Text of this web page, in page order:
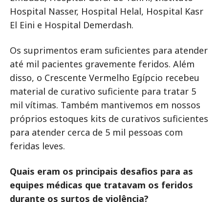
Hospital Nasser, Hospital Helal, Hospital Kasr
El Eini e Hospital Demerdash.
Os suprimentos eram suficientes para atender
até mil pacientes gravemente feridos. Além
disso, o Crescente Vermelho Egípcio recebeu
material de curativo suficiente para tratar 5
mil vítimas. Também mantivemos em nossos
próprios estoques kits de curativos suficientes
para atender cerca de 5 mil pessoas com
feridas leves.
Quais eram os principais desafios para as
equipes médicas que tratavam os feridos
durante os surtos de violência?